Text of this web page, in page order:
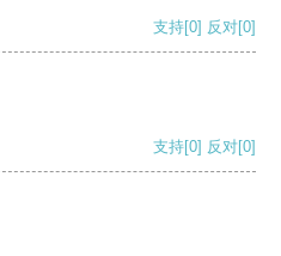
支持[0] 反对[0]
支持[0] 反对[0]